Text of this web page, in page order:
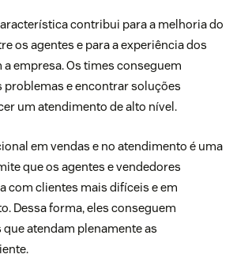
contribui para a melhoria do
os agentes e para a experiência dos
empresa. Os times conseguem
problemas e encontrar soluções
um atendimento de alto nível.
em vendas e no atendimento é uma
que os agentes e vendedores
com clientes mais difíceis e em
Dessa forma, eles conseguem
atendam plenamente as